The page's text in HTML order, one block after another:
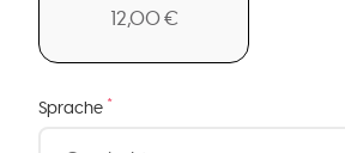
12,00 €
Sprache *